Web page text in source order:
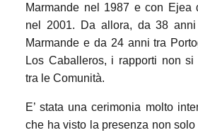
Marmande nel 1987 e con Ejea
nel 2001. Da allora, da 38
Marmande e da 24 anni tra
Los Caballeros, i rapporti non si
tra le Comunità.
E’ stata una cerimonia molto
che ha visto la presenza non